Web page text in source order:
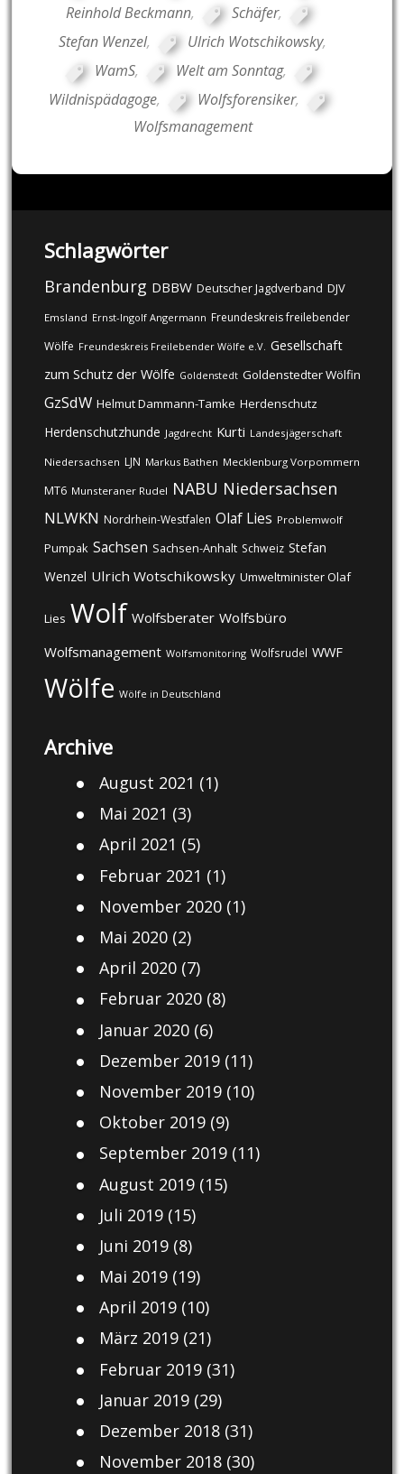
Reinhold Beckmann, Schäfer,
Stefan Wenzel, Ulrich Wotschikowsky,
WamS, Welt am Sonntag,
Wildnispädagoge, Wolfsforensiker,
Wolfsmanagement
Schlagwörter
Brandenburg DBBW Deutscher Jagdverband DJV
Emsland Ernst-Ingolf Angermann Freundeskreis freilebender
Wölfe Freundeskreis Freilebender Wölfe e.V. Gesellschaft
zum Schutz der Wölfe Goldenstedt Goldenstedter Wölfin
GzSdW Helmut Dammann-Tamke Herdenschutz
Herdenschutzhunde Jagdrecht Kurti Landesjägerschaft
Niedersachsen LJN Markus Bathen Mecklenburg Vorpommern
MT6 Munsteraner Rudel NABU Niedersachsen
NLWKN Nordrhein-Westfalen Olaf Lies Problemwolf
Pumpak Sachsen Sachsen-Anhalt Schweiz Stefan
Wenzel Ulrich Wotschikowsky Umweltminister Olaf
Lies Wolf Wolfsberater Wolfsbüro
Wolfsmanagement Wolfsmonitoring Wolfsrudel WWF
Wölfe Wölfe in Deutschland
Archive
August 2021 (1)
Mai 2021 (3)
April 2021 (5)
Februar 2021 (1)
November 2020(1)
Mai 2020(2)
April 2020(7)
Februar 2020(8)
Januar 2020(6)
Dezember 2019(11)
November 2019(10)
Oktober 2019(9)
September 2019(11)
August 2019(15)
Juli 2019(15)
Juni 2019(8)
Mai 2019(19)
April 2019(10)
März 2019(21)
Februar 2019(31)
Januar 2019(29)
Dezember 2018(31)
November 2018(30)